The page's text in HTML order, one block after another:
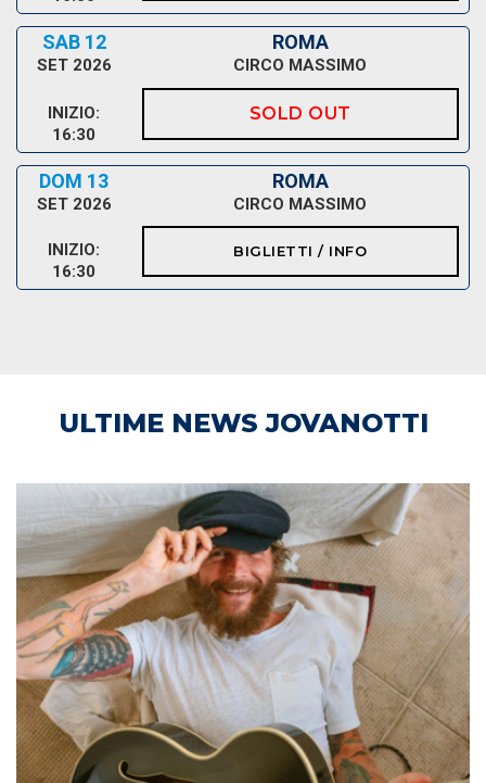
SAB 12
SET 2026
ROMA
CIRCO MASSIMO
INIZIO:
16:30
SOLD OUT
DOM 13
SET 2026
ROMA
CIRCO MASSIMO
INIZIO:
16:30
BIGLIETTI / INFO
ULTIME NEWS JOVANOTTI